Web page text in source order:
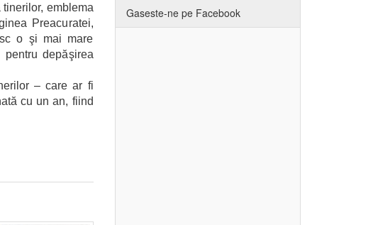
emblema
Preacuratei,
o şi mai mare
depăşirea
– care ar fi
cu un an, fiind
Gaseste-ne pe Facebook